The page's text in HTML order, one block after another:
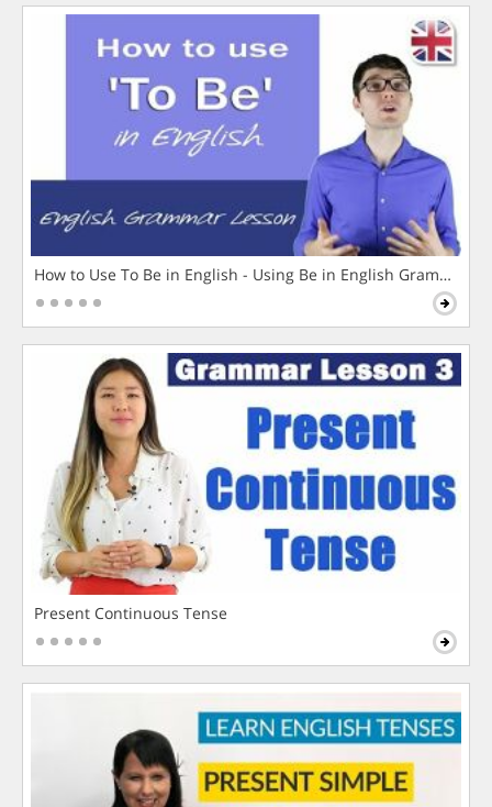
How to Use To Be in English - Using Be in English Grammar
Present Continuous Tense